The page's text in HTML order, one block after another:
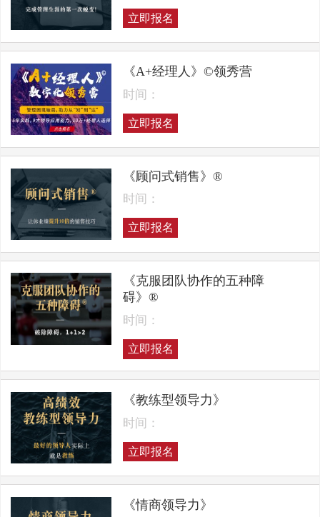
立即报名
《A+经理人》©领秀营
时间：
立即报名
《顾问式销售》®
时间：
立即报名
《克服团队协作的五种障
碍》®
时间：
立即报名
《教练型领导力》
时间：
立即报名
《情商领导力》